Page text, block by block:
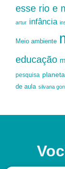
esse rio e
artur infância
Meio ambiente
educação
pesquisa
de aula silvana